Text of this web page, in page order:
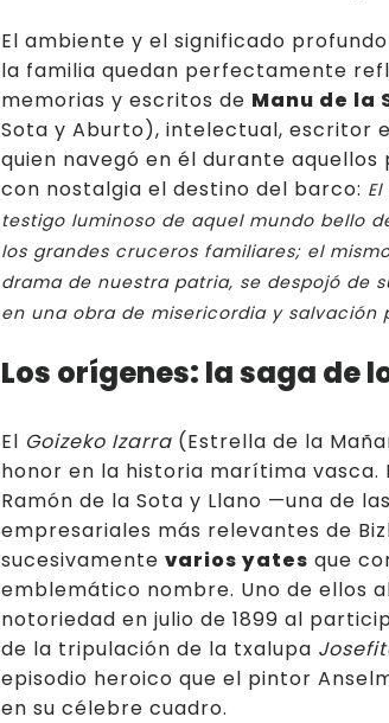
El ambiente y el significado
la familia quedan perfectamente
memorias y escritos de Manu de la
Sota y Aburto), intelectual, escritor
quien navegó en él durante
con nostalgia el destino del barco:
testigo luminoso de aquel mundo bello
los grandes cruceros familiares; el
drama de nuestra patria, se despojó de
en una obra de misericordia y salvación
Los orígenes: la saga de
El Goizeko Izarra (Estrella de la
honor en la historia marítima vasca.
Ramón de la Sota y Llano —una de
empresariales más relevantes de
sucesivamente varios yates que
emblemático nombre. Uno de ellos
notoriedad en julio de 1899 al
de la tripulación de la txalupa
episodio heroico que el pintor
en su célebre cuadro.